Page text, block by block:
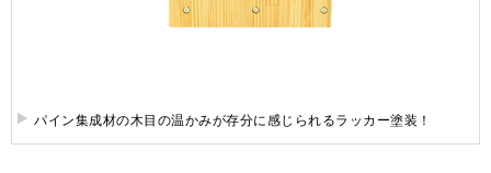
パイン集成材の木目の温かみが存分に感じられるラッカー塗装！